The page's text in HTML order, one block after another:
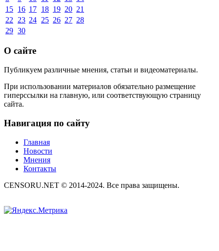
15 16 17 18 19 20 21
22
23 24 25 26 27 28
29 30
О сайте
Публикуем различные мнения, статьи и видеоматериалы.
При использовании материалов обязательно размещение
гиперссылки на главную, или соответствующую страницу
сайта.
Навигация по сайту
Главная
Новости
Мнения
Контакты
CENSORU.NET © 2014-2024. Все права защищены.